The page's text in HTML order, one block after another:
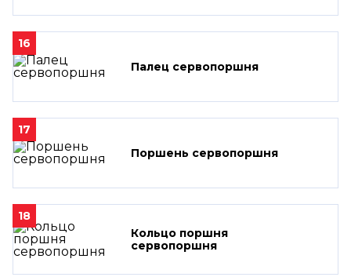
16
Палец сервопоршня
17
Поршень сервопоршня
18
Кольцо поршня
сервопоршня